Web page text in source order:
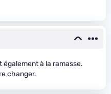
également à la ramasse.
changer.